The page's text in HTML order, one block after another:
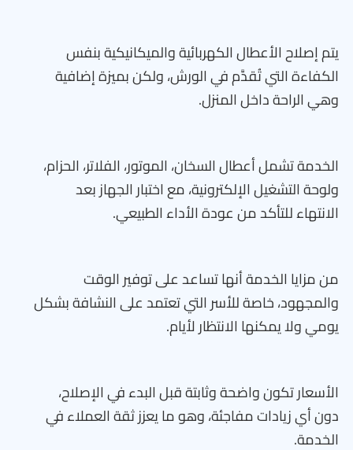
يتم إصلاح الأعطال الكهربائية والميكانيكية بنفس
الكفاءة التي تُقدَّم في الورش، ولكن بميزة إضافية
وهي الراحة داخل المنزل.
الخدمة تشمل أعطال السخان، الموتور، الفلاتر، الحزام،
ولوحة التشغيل الإلكترونية، مع اختبار الجهاز بعد
الانتهاء للتأكد من عودة الأداء الطبيعي.
من مزايا الخدمة أنها تساعد على توفير الوقت
والمجهود، خاصة للأسر التي تعتمد على النشافة بشكل
يومي ولا يمكنها الانتظار لأيام.
الأسعار تكون واضحة وثابتة قبل البدء في الإصلاح،
دون أي زيادات مفاجئة، وهو ما يعزز ثقة العملاء في
الخدمة.